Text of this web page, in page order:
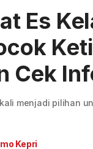
Es
Cek
menjadi pilihan
Kepri